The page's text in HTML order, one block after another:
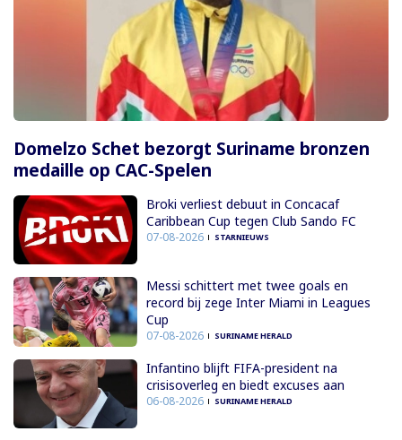
Domelzo Schet bezorgt Suriname bronzen
medaille op CAC-Spelen
Broki verliest debuut in Concacaf
Caribbean Cup tegen Club Sando FC
07-08-2026 STARNIEUWS
Messi schittert met twee goals en
record bij zege Inter Miami in Leagues
Cup
07-08-2026 SURINAME HERALD
Infantino blijft FIFA-president na
crisisoverleg en biedt excuses aan
06-08-2026 SURINAME HERALD